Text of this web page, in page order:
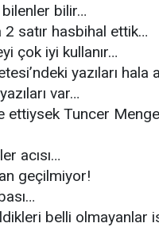
bilir…
satır hasbihal ettik…
çok iyi kullanır…
yazıları hala
var…
ettiysek Tuncer
acısı…
geçilmiyor!
belli olmayanlar